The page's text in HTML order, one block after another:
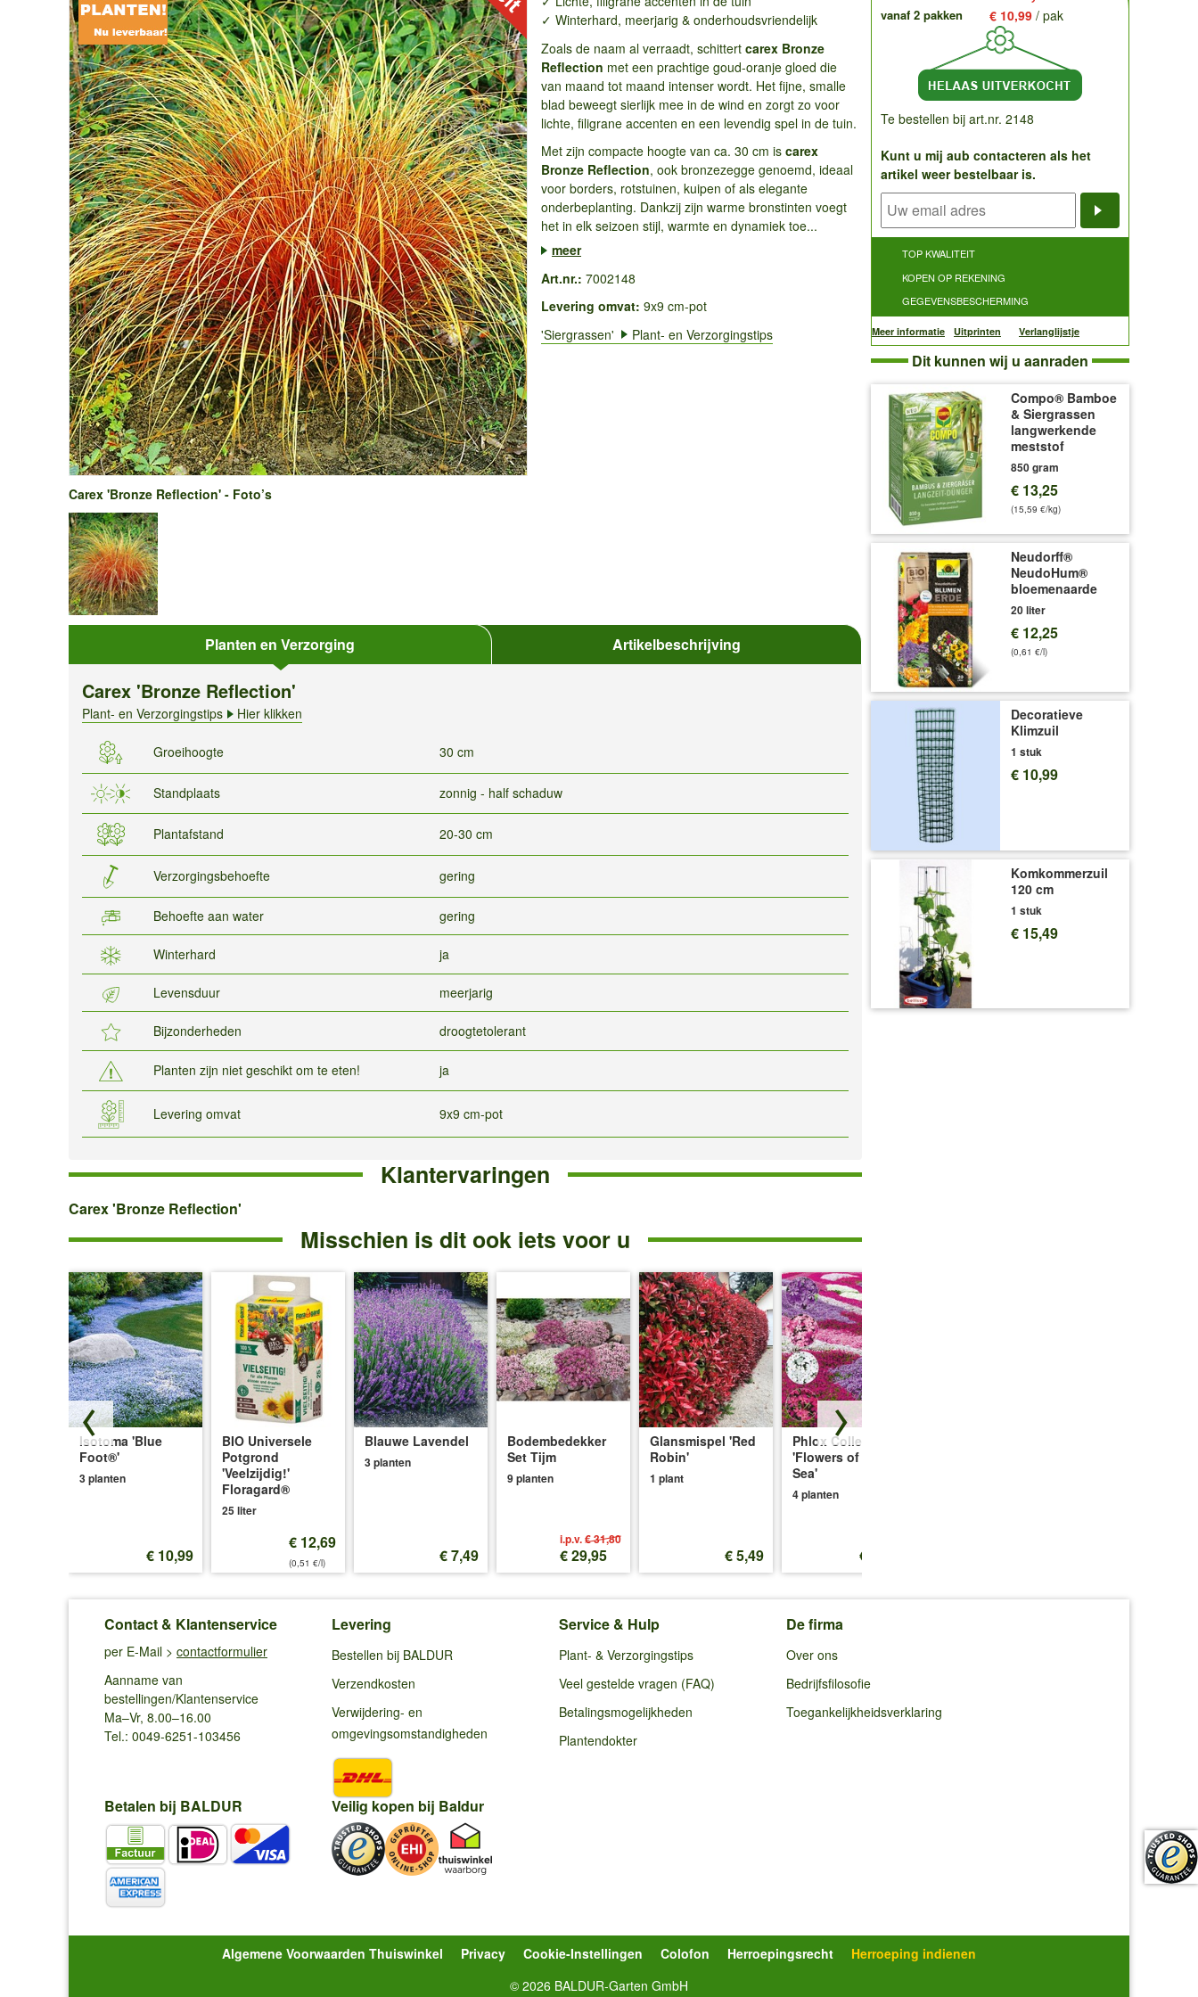
✓ Winterhard, meerjarig & onderhoudsvriendelijk
Zoals de naam al verraadt, schittert carex Bronze
Reflection met een prachtige goud-oranje gloed die
van maand tot maand intenser wordt. Het fijne, smalle
blad beweegt sierlijk mee in de wind en zorgt zo voor
lichte, filigrane accenten en een levendig spel in de tuin.
Met zijn compacte hoogte van ca. 30 cm is carex
Bronze Reflection, ook bronzezegge genoemd, ideaal
voor borders, rotstuinen, kuipen of als elegante
onderbeplanting. Dankzij zijn warme bronstinten voegt
het in elk seizoen stijl, warmte en dynamiek toe...
meer
Art.nr.: 7002148
Levering omvat: 9x9 cm-pot
'Siergrassen'
Plant- en Verzorgingstips
Carex 'Bronze Reflection' - Foto’s
Planten en Verzorging Artikelbeschrijving
Carex 'Bronze Reflection'
Plant- en Verzorgingstips Hier klikken
Groeihoogte 30 cm
Standplaats zonnig - half schaduw
Plantafstand 20-30 cm
Verzorgingsbehoefte gering
Behoefte aan water gering
Winterhard ja
Levensduur meerjarig
Bijzonderheden droogtetolerant
Planten zijn niet geschikt om te eten! ja
Levering omvat 9x9 cm-pot
Klantervaringen
Carex
Carex 'Bronze Reflection'
Misschien is dit ook iets voor u
Isotoma 'Blue
Foot®'
3 planten
€ 10,99
BIO Universele
Potgrond
'Veelzijdig!'
Floragard®
25 liter
€ 12,69
(0,51 €/l)
Blauwe Lavendel
3 planten
€ 7,49
Bodembedekker
Set Tijm
9 planten
i.p.v.€ 31,80
€ 29,95
Glansmispel 'Red
Robin'
1 plant
€ 5,49
Phlox Collectie
'Flowers of the
Sea'
4 planten
€ 13,25
vanaf 2 pakken € 10,99 / pak
Te bestellen bij art.nr. 2148
Kunt u mij aub contacteren als het
artikel weer bestelbaar is.
TOP KWALITEIT
KOPEN OP REKENING
GEGEVENSBESCHERMING
Meer informatie Uitprinten Verlanglijstje
Dit kunnen wij u aanraden
Compo® Bamboe
& Siergrassen
langwerkende
meststof
850 gram
€ 13,25
(15,59 €/kg)
Neudorff®
NeudoHum®
bloemenaarde
20 liter
€ 12,25
(0,61 €/l)
Decoratieve
Klimzuil
1 stuk
€ 10,99
Komkommerzuil
120 cm
1 stuk
€ 15,49
Contact & Klantenservice
per E-Mail > contactformulier
Aanname van
bestellingen/Klantenservice
Ma–Vr, 8.00–16.00
Tel.: 0049-6251-103456
Levering
Bestellen bij BALDUR
Verzendkosten
Verwijdering- en
omgevingsomstandigheden
Service & Hulp
Plant- & Verzorgingstips
Veel gestelde vragen (FAQ)
Betalingsmogelijkheden
Plantendokter
De firma
Over ons
Bedrijfsfilosofie
Toegankelijkheidsverklaring
Betalen bij BALDUR Veilig kopen bij Baldur
Algemene Voorwaarden Thuiswinkel Privacy Cookie-Instellingen Colofon Herroepingsrecht
Herroeping indienen
© 2026 BALDUR-Garten GmbH